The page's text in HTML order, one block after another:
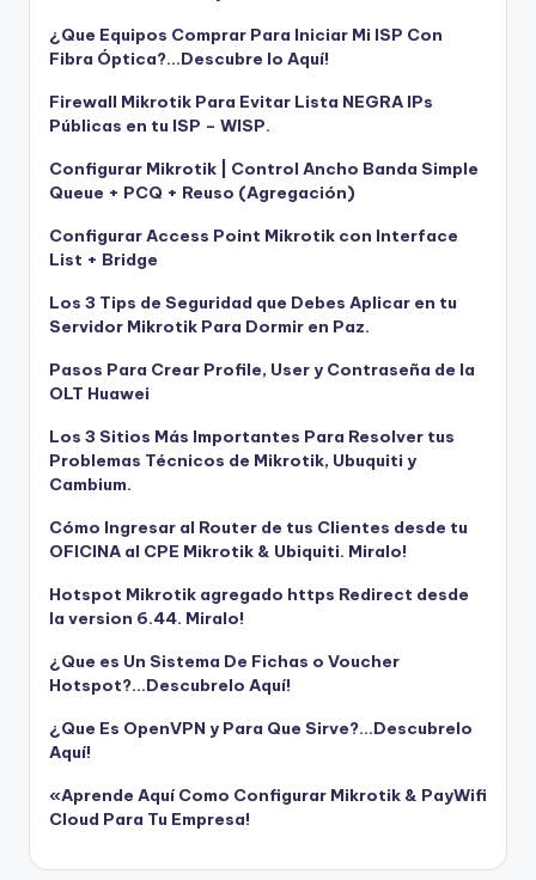
¿Que Equipos Comprar Para Iniciar Mi ISP Con
Fibra Óptica?…Descubre lo Aquí!
Firewall Mikrotik Para Evitar Lista NEGRA IPs
Públicas en tu ISP – WISP.
Configurar Mikrotik | Control Ancho Banda Simple
Queue + PCQ + Reuso (Agregación)
Configurar Access Point Mikrotik con Interface
List + Bridge
Los 3 Tips de Seguridad que Debes Aplicar en tu
Servidor Mikrotik Para Dormir en Paz.
Pasos Para Crear Profile, User y Contraseña de la
OLT Huawei
Los 3 Sitios Más Importantes Para Resolver tus
Problemas Técnicos de Mikrotik, Ubuquiti y
Cambium.
Cómo Ingresar al Router de tus Clientes desde tu
OFICINA al CPE Mikrotik & Ubiquiti. Miralo!
Hotspot Mikrotik agregado https Redirect desde
la version 6.44. Miralo!
¿Que es Un Sistema De Fichas o Voucher
Hotspot?…Descubrelo Aquí!
¿Que Es OpenVPN y Para Que Sirve?…Descubrelo
Aquí!
«Aprende Aquí Como Configurar Mikrotik & PayWifi
Cloud Para Tu Empresa!